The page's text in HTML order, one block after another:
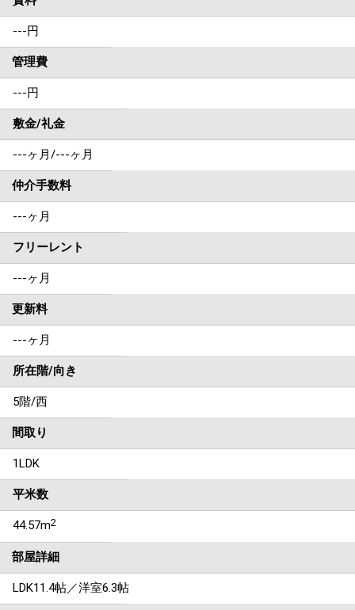
---円
管理費
---円
敷金/礼金
---ヶ月/---ヶ月
仲介手数料
---ヶ月
フリーレント
---ヶ月
更新料
---ヶ月
所在階/向き
5階/西
間取り
1LDK
平米数
44.57m2
部屋詳細
LDK11.4帖／洋室6.3帖